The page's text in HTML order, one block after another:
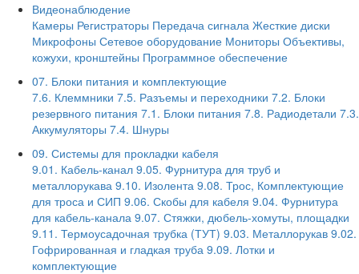
Видеонаблюдение
Камеры Регистраторы Передача сигнала Жесткие диски
Микрофоны Сетевое оборудование Мониторы Объективы,
кожухи, кронштейны Программное обеспечение
07. Блоки питания и комплектующие
7.6. Клеммники 7.5. Разъемы и переходники 7.2. Блоки
резервного питания 7.1. Блоки питания 7.8. Радиодетали 7.3.
Аккумуляторы 7.4. Шнуры
09. Системы для прокладки кабеля
9.01. Кабель-канал 9.05. Фурнитура для труб и
металлорукава 9.10. Изолента 9.08. Трос, Комплектующие
для троса и СИП 9.06. Скобы для кабеля 9.04. Фурнитура
для кабель-канала 9.07. Стяжки, дюбель-хомуты, площадки
9.11. Термоусадочная трубка (ТУТ) 9.03. Металлорукав 9.02.
Гофрированная и гладкая труба 9.09. Лотки и
комплектующие